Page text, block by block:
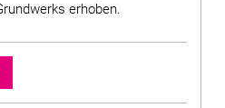
erhoben.